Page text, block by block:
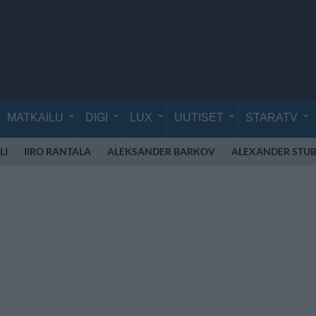
MATKAILU DIGI LUX UUTISET STARATV
IIRO RANTALA ALEKSANDER BARKOV ALEXANDER